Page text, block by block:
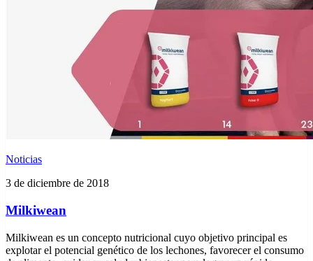
Noticias
3 de diciembre de 2018
Milkiwean
Milkiwean es un concepto nutricional cuyo objetivo principal es
explotar el potencial genético de los lechones, favorecer el consumo